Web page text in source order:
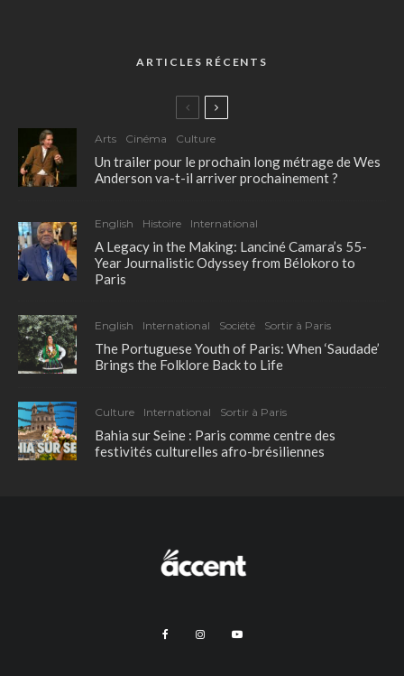
ARTICLES RÉCENTS
Arts Cinéma Culture
Un trailer pour le prochain long métrage de Wes
Anderson va-t-il arriver prochainement ?
English Histoire International
A Legacy in the Making: Lanciné Camara’s 55-
Year Journalistic Odyssey from Bélokoro to
Paris
English International Société Sortir à Paris
The Portuguese Youth of Paris: When ‘Saudade’
Brings the Folklore Back to Life
Culture International Sortir à Paris
Bahia sur Seine : Paris comme centre des
festivités culturelles afro-brésiliennes